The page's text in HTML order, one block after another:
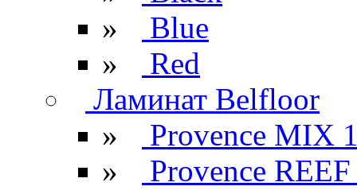
»
Blue
»
Red
Ламинат Belfloor
»
Provence MIX
»
Provence